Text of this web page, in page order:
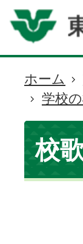
現
在
の
位
置
ホーム
学校
校